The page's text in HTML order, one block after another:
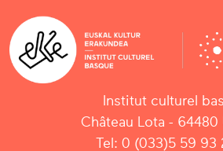
Institut culturel
Château Lota - 64480
Tel: 0 (033)5 59 93